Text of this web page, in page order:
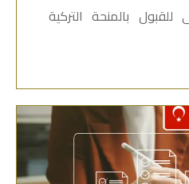
بالمنحة التركية